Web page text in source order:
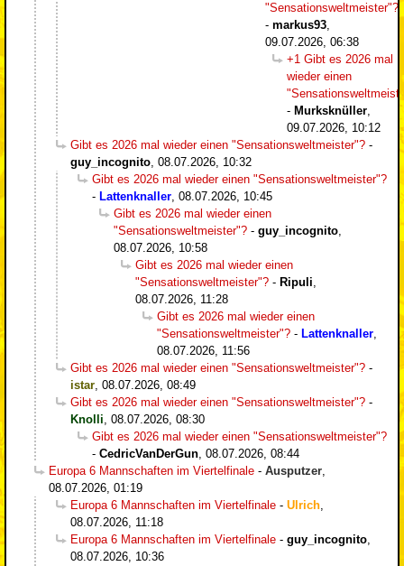
"Sensationsweltmeister"?
- markus93,
09.07.2026, 06:38
+1 Gibt es 2026 mal
wieder einen
- Murksknüller,
09.07.2026, 10:12
Gibt es 2026 mal wieder einen "Sensationsweltmeister"? -
guy_incognito, 08.07.2026, 10:32
Gibt es 2026 mal wieder einen "Sensationsweltmeister"?
- Lattenknaller, 08.07.2026, 10:45
Gibt es 2026 mal wieder einen
"Sensationsweltmeister"? - guy_incognito,
08.07.2026, 10:58
Gibt es 2026 mal wieder einen
"Sensationsweltmeister"? - Ripuli,
08.07.2026, 11:28
Gibt es 2026 mal wieder einen
"Sensationsweltmeister"? - Lattenknaller,
08.07.2026, 11:56
Gibt es 2026 mal wieder einen "Sensationsweltmeister"? -
istar, 08.07.2026, 08:49
Gibt es 2026 mal wieder einen "Sensationsweltmeister"? -
Knolli, 08.07.2026, 08:30
Gibt es 2026 mal wieder einen "Sensationsweltmeister"?
- CedricVanDerGun, 08.07.2026, 08:44
Europa 6 Mannschaften im Viertelfinale - Ausputzer,
08.07.2026, 01:19
Europa 6 Mannschaften im Viertelfinale - Ulrich,
08.07.2026, 11:18
Europa 6 Mannschaften im Viertelfinale - guy_incognito,
08.07.2026, 10:36